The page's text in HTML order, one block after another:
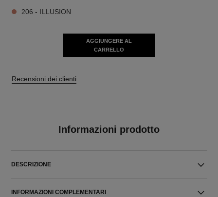
206 - ILLUSION
AGGIUNGERE AL
CARRELLO
Recensioni dei clienti
Informazioni prodotto
DESCRIZIONE
INFORMAZIONI COMPLEMENTARI